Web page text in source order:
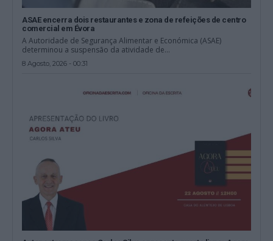
ASAE encerra dois restaurantes e zona de refeições de centro
comercial em Évora
A Autoridade de Segurança Alimentar e Económica (ASAE)
determinou a suspensão da atividade de...
8 Agosto, 2026 - 00:31